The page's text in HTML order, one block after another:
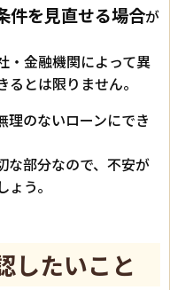
件を見直せる場合が
・金融機関によって異
とは限りません。
理のないローンにでき
な部分なので、不安が
う。
したいこと